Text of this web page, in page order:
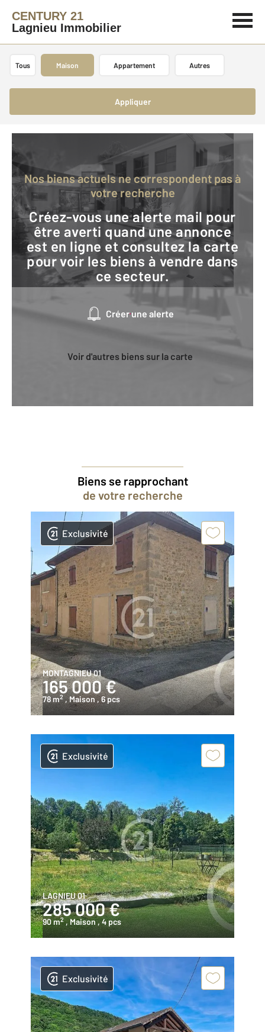
CENTURY 21
Lagnieu Immobilier
Tous Maison Appartement Autres
Appliquer
Nos biens actuels ne correspondent pas à
votre recherche
Créez-vous une alerte mail pour
être averti quand une annonce
est en ligne et consultez la carte
pour voir les biens à vendre dans
ce secteur.
Créer une alerte
Voir d'autres biens sur la carte
Biens se rapprochant
de votre recherche
Exclusivité
MONTAGNIEU 01
165 000 €
78 m2 , Maison, 6 pcs
Exclusivité
LAGNIEU 01
285 000 €
90 m2 , Maison, 4 pcs
Exclusivité